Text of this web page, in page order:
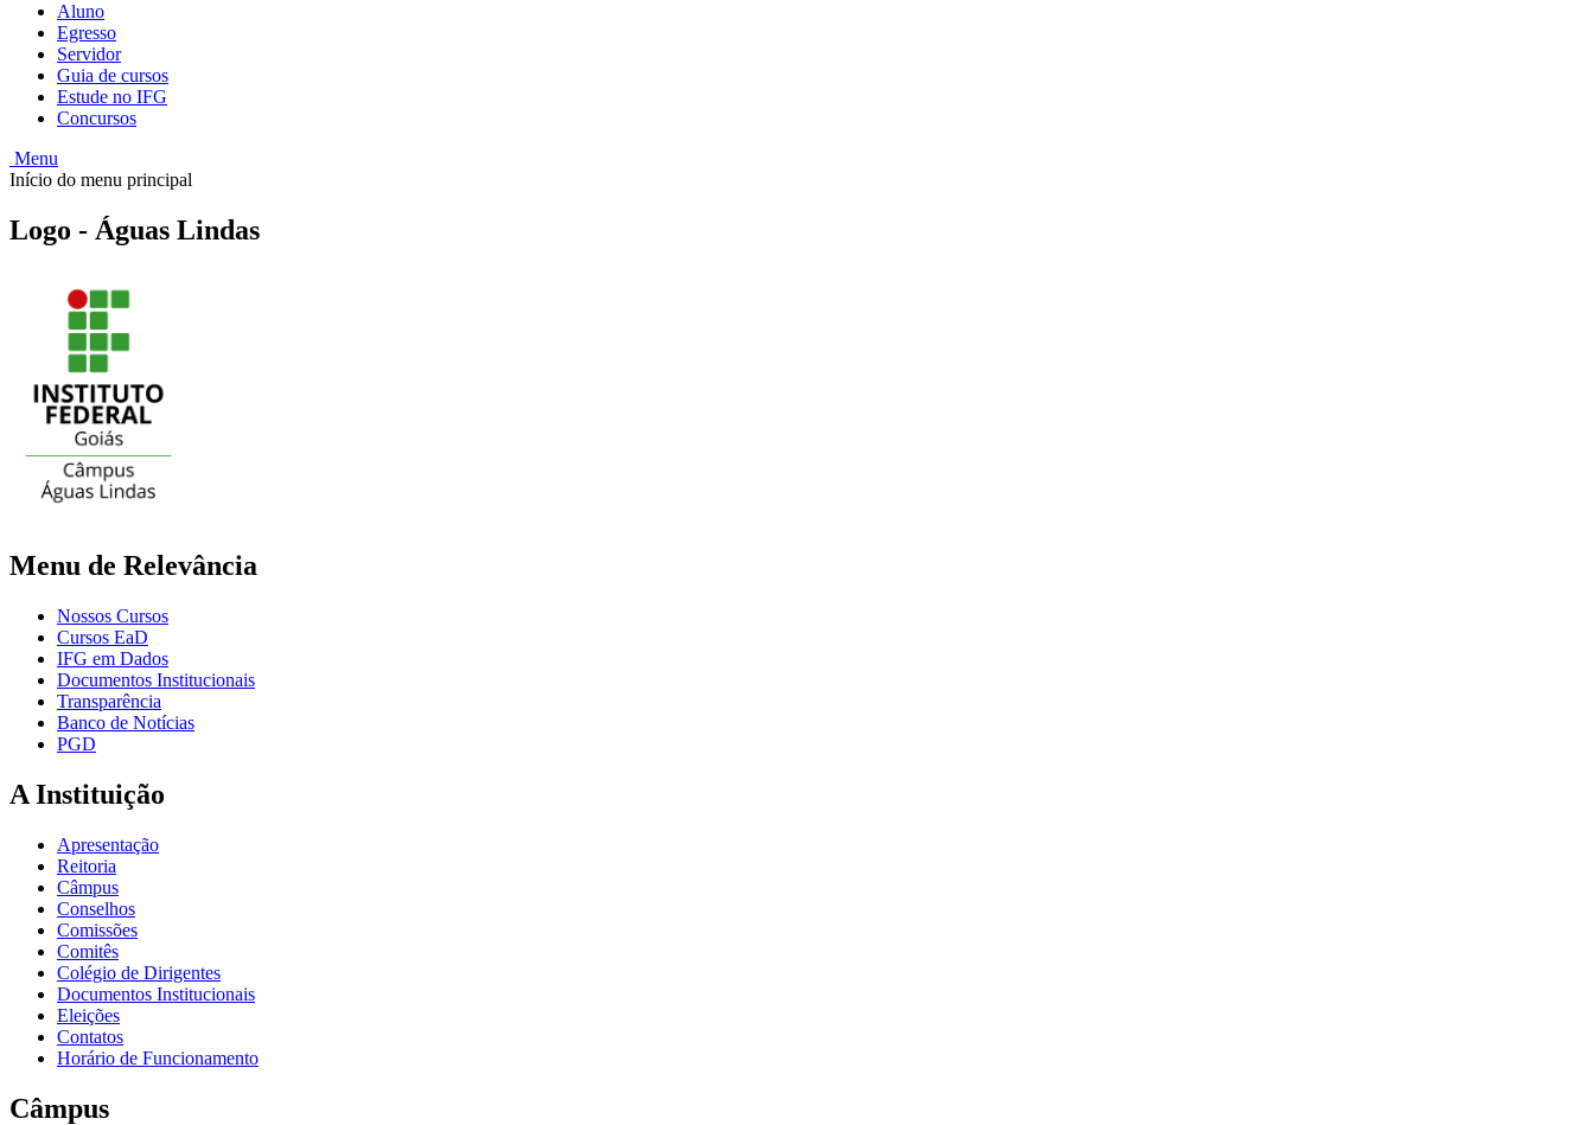
Aluno
Egresso
Servidor
Guia de cursos
Estude no IFG
Concursos
Menu
Início do menu principal
Logo - Águas Lindas
Menu de Relevância
Nossos Cursos
Cursos EaD
IFG em Dados
Documentos Institucionais
Transparência
Banco de Notícias
PGD
A Instituição
Apresentação
Reitoria
Câmpus
Conselhos
Comissões
Comitês
Colégio de Dirigentes
Documentos Institucionais
Eleições
Contatos
Horário de Funcionamento
Câmpus